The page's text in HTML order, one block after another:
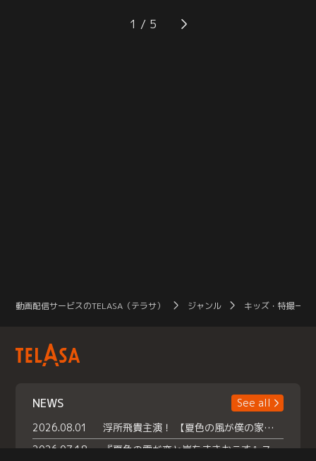
ケルらは調査を開始する。タケルの
前に現れた五十嵐は、龍の死ととも
知り、タケルは自らの行動に後ろめ
たさを感じる。西園寺（森下能幸）
1
動画配信サービスのTELASA（テラサ） ジャンル キッズ・特撮一覧
NEWS
See all
2026.08.01
浮所飛貴主演！ 【夏色の風が僕の家にやってきた】 本日よりテラサで独占配信スタート！
2026.07.18
『夏色の雲が恋と嵐をまきおこす』スペシャルメイキング 【Part1】2026年７月18日（土）23時30分～配信スタート！話題のシーンの裏側を大公開！豪華キャスト大集合！ 『武宮家 真夏の家族会議』開催！